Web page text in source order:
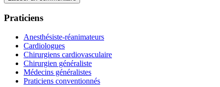
Praticiens
Anesthésiste-réanimateurs
Cardiologues
Chirurgiens cardiovasculaire
Chirurgien généraliste
Médecins généralistes
Praticiens conventionnés